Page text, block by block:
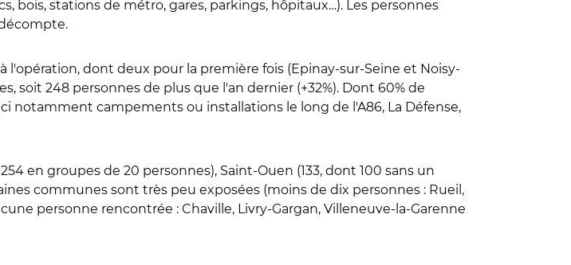
bois, stations de métro, gares, parkings, hôpitaux…). Les personnes
l'opération, dont deux pour la première fois (Epinay-sur-Seine et Noisy-
soit 248 personnes de plus que l'an dernier (+32%). Dont 60% de
notamment campements ou installations le long de l'A86, La Défense,
en groupes de 20 personnes), Saint-Ouen (133, dont 100 sans un
communes sont très peu exposées (moins de dix personnes : Rueil,
personne rencontrée : Chaville, Livry-Gargan, Villeneuve-la-Garenne